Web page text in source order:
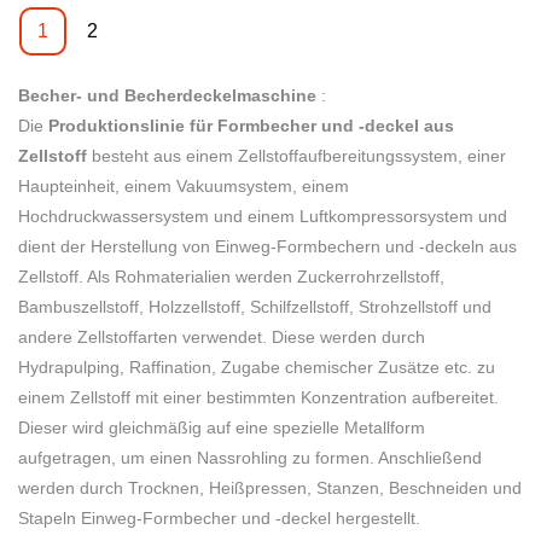
Becher- und Becherdeckelmaschine :
Die Produktionslinie für Formbecher und -deckel aus
Zellstoff besteht aus einem Zellstoffaufbereitungssystem, einer
Haupteinheit, einem Vakuumsystem, einem
Hochdruckwassersystem und einem Luftkompressorsystem und
dient der Herstellung von Einweg-Formbechern und -deckeln aus
Zellstoff. Als Rohmaterialien werden Zuckerrohrzellstoff,
Bambuszellstoff, Holzzellstoff, Schilfzellstoff, Strohzellstoff und
andere Zellstoffarten verwendet. Diese werden durch
Hydrapulping, Raffination, Zugabe chemischer Zusätze etc. zu
einem Zellstoff mit einer bestimmten Konzentration aufbereitet.
Dieser wird gleichmäßig auf eine spezielle Metallform
aufgetragen, um einen Nassrohling zu formen. Anschließend
werden durch Trocknen, Heißpressen, Stanzen, Beschneiden und
Stapeln Einweg-Formbecher und -deckel hergestellt.
auf der ganzen Welt
geschaffen, um sich näher zu
höchste Qualität des Produkts
innerhalb Ihres Budgets.
Produktionslinie
Unternehmens. Wir haben die
Fertigungswerkzeuge
jedes Anwendungsszenario
sorgfältig geprüft haben, haben
wir bestätigt, dass die
vollautomatische
Hochleistungs-Produktionslinie
für Einwegbecherdeckel /
Schalendeckel BST TL2400
zum Formen von Zellstoff in
den Bereichen der
Papierproduktherstellung
unverzichtbar ist Maschinen.
wenden die verbesserte
Technologie hauptsächlich auf
den Herstellungsprozess der
vollautomatischen BST
TL3200-Produktionslinie für
Zellstoffformbecherdeckel an.
Sie hat jetzt ein breiteres
Anwendungsspektrum und ist
hauptsächlich in den Bereichen
Zellstoffgeschirrmaschine,
Zellstoffformmaschinen und Ei
zu sehen Tablettmaschine,
Produktionslinie für
Zellstoffformung.
1 2